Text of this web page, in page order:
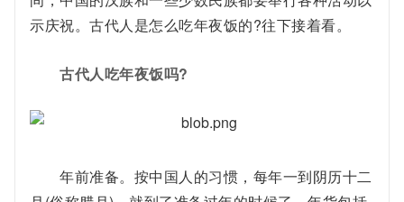
示庆祝。古代人是怎么吃年夜饭的?往下接着看。
古代人吃年夜饭吗?
年前准备。按中国人的习惯，每年一到阴历十二